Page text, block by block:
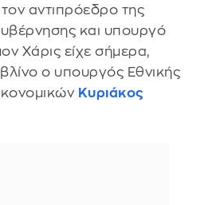
αντιπρόεδρο της
και υπουργό
Χάρις είχε σήμερα,
ο υπουργός Εθνικής
Κυριάκος